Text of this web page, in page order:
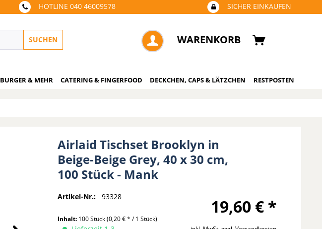
HOTLINE 040 46009578 SICHER EINKAUFEN
SUCHEN WARENKORB
BURGER & MEHR CATERING & FINGERFOOD DECKCHEN, CAPS & LÄTZCHEN RESTPOSTEN
Airlaid Tischset Brooklyn in
Beige-Beige Grey, 40 x 30 cm,
100 Stück - Mank
Artikel-Nr.: 93328 19,60 € *
Inhalt: 100 Stück(0,20 € * / 1 Stück)